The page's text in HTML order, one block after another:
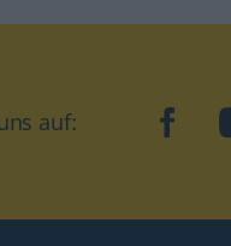
auf: